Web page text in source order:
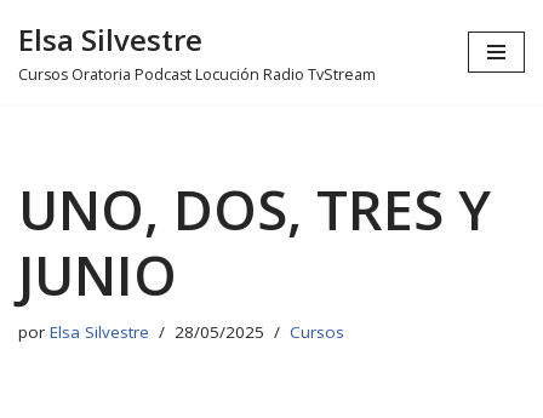
Ir
Elsa Silvestre
Cursos Oratoria Podcast Locución Radio TvStream
UNO, DOS, TRES Y
JUNIO
por Elsa Silvestre 28/05/2025 Cursos